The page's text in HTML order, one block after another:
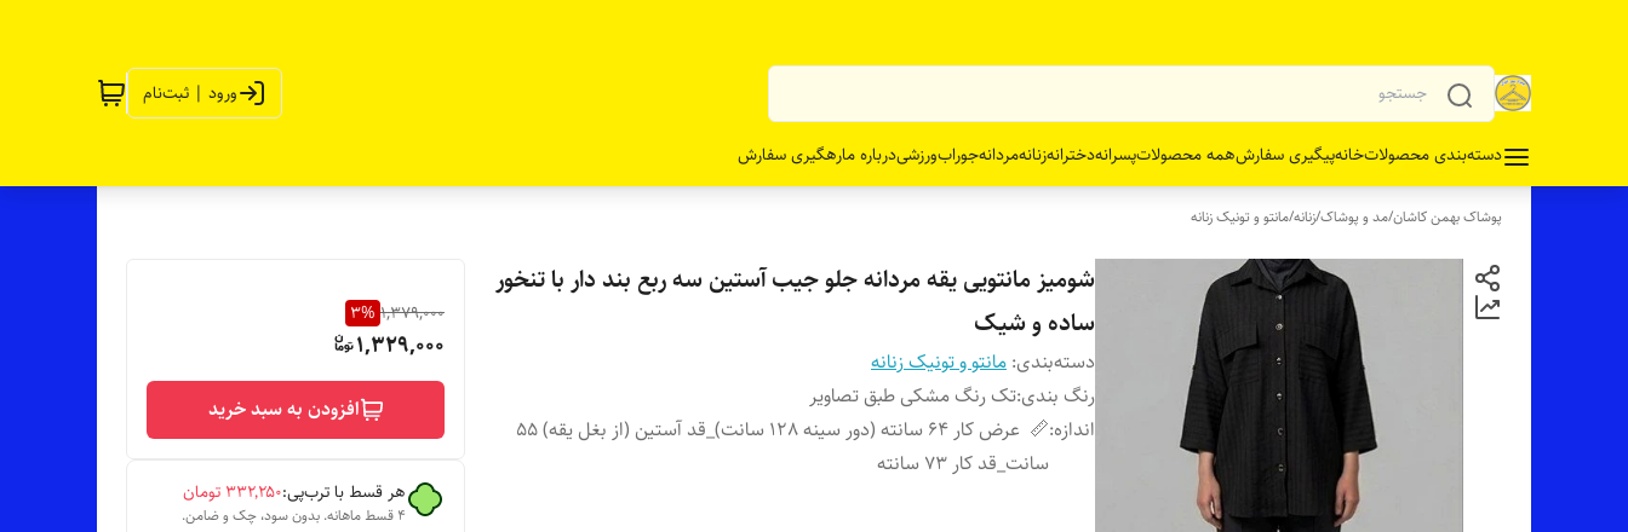
ورود | ثبت‌نام
دسته‌بندی محصولاتخانهپیگیری سفارشهمه محصولاتپسرانهدخترانهزنانهمردانهجورابورزشیدرباره مارهگیری سفارش
پوشاک بهمن کاشان/مد و پوشاک/زنانه/مانتو و تونیک زنانه
شومیز مانتویی یقه مردانه جلو جیب آستین سه ربع بند دار با تنخور
ساده و شیک
دسته‌بندی: مانتو و تونیک زنانه
رنگ بندی:تک رنگ مشکی طبق تصاویر
اندازه:
📏 عرض کار 64 سانته (دور سینه 128 سانت)_قد آستین (از بغل یقه) 55
سانت_قد کار 73 سانته
1,379,000
3%
1,329,000
افزودن به سبد خرید
هر قسط با ترب‌پی:۳۳۲٬۲۵۰ تومان
۴ قسط ماهانه. بدون سود، چک و ضامن.